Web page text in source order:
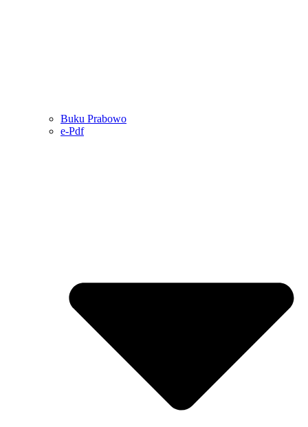
Buku Prabowo
e-Pdf